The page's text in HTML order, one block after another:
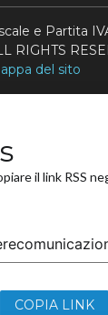
e Partita
RIGHTS
del sito
il link RSS
COPIA LINK